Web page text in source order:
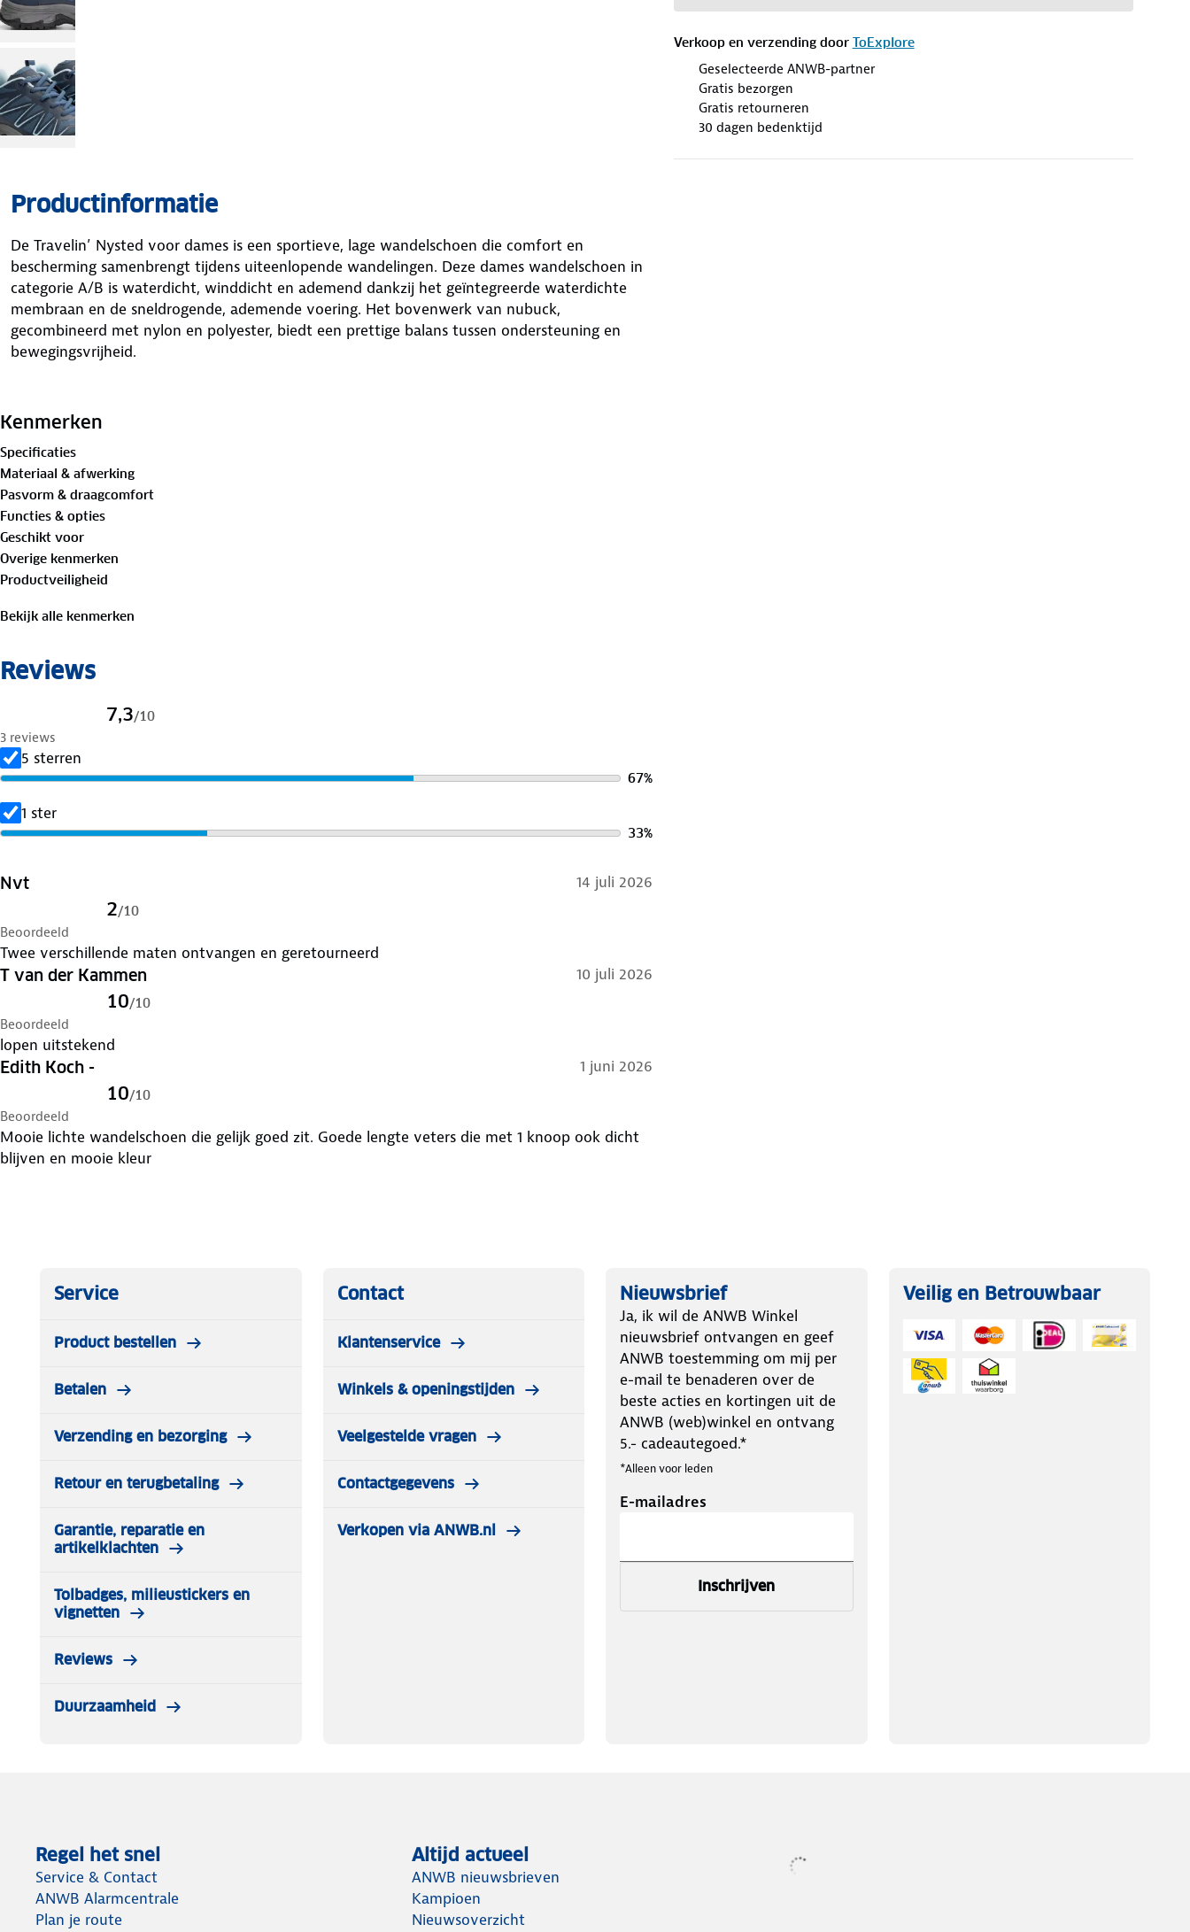
Verkoop en verzending door ToExplore
Geselecteerde ANWB-partner
Gratis bezorgen
Gratis retourneren
30 dagen bedenktijd
Productinformatie
De Travelin’ Nysted voor dames is een sportieve, lage wandelschoen die comfort en
bescherming samenbrengt tijdens uiteenlopende wandelingen. Deze dames wandelschoen in
categorie A/B is waterdicht, winddicht en ademend dankzij het geïntegreerde waterdichte
membraan en de sneldrogende, ademende voering. Het bovenwerk van nubuck,
gecombineerd met nylon en polyester, biedt een prettige balans tussen ondersteuning en
bewegingsvrijheid.
inlegzool voor een comfortabele pasvorm. De EVA tussenzool vangt schokken op en geeft
aangename aansluiting. De rubberen profielzool biedt betrouwbare grip op diverse
ondergronden, waardoor deze lichte dames wandelschoen geschikt is voor zowel actieve
wandelingen als dagelijks gebruik.
Kenmerken
Specificaties
Materiaal & afwerking
Pasvorm & draagcomfort
Functies & opties
Geschikt voor
Overige kenmerken
Productveiligheid
Bekijk alle kenmerken
Reviews
7,3/10
3 reviews
5 sterren
67%
1 ster
33%
Nvt 14 juli 2026
2/10
Beoordeeld
Twee verschillende maten ontvangen en geretourneerd
T van der Kammen 10 juli 2026
10/10
Beoordeeld
lopen uitstekend
Edith Koch - 1 juni 2026
10/10
Beoordeeld
Mooie lichte wandelschoen die gelijk goed zit. Goede lengte veters die met 1 knoop ook dicht
blijven en mooie kleur
Service
Product bestellen
Betalen
Verzending en bezorging
Retour en terugbetaling
Garantie, reparatie en
artikelklachten
Tolbadges, milieustickers en
vignetten
Reviews
Duurzaamheid
Contact
Klantenservice
Winkels & openingstijden
Veelgestelde vragen
Contactgegevens
Verkopen via ANWB.nl
Nieuwsbrief
Ja, ik wil de ANWB Winkel
nieuwsbrief ontvangen en geef
ANWB toestemming om mij per
e-mail te benaderen over de
beste acties en kortingen uit de
ANWB (web)winkel en ontvang
5.- cadeautegoed.*
*Alleen voor leden
E-mailadres
Inschrijven
Veilig en Betrouwbaar
Regel het snel
Service & Contact
ANWB Alarmcentrale
Plan je route
Altijd actueel
ANWB nieuwsbrieven
Kampioen
Nieuwsoverzicht